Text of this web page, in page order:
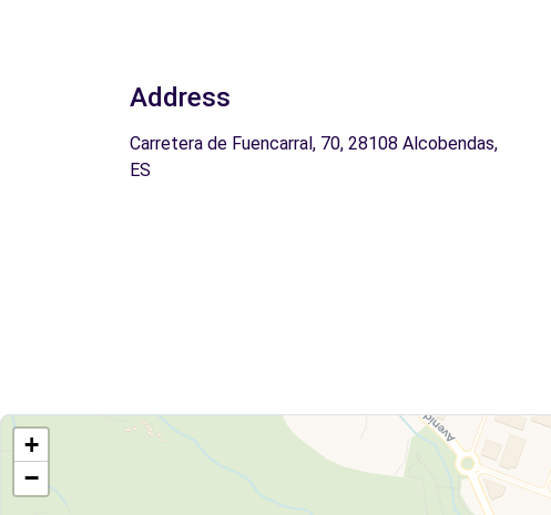
Address
Carretera de Fuencarral, 70, 28108 Alcobendas,
ES
+
−